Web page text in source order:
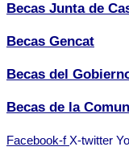
Becas Junta de
Becas Gencat
Becas del
Becas de la
Facebook-f X-twitter